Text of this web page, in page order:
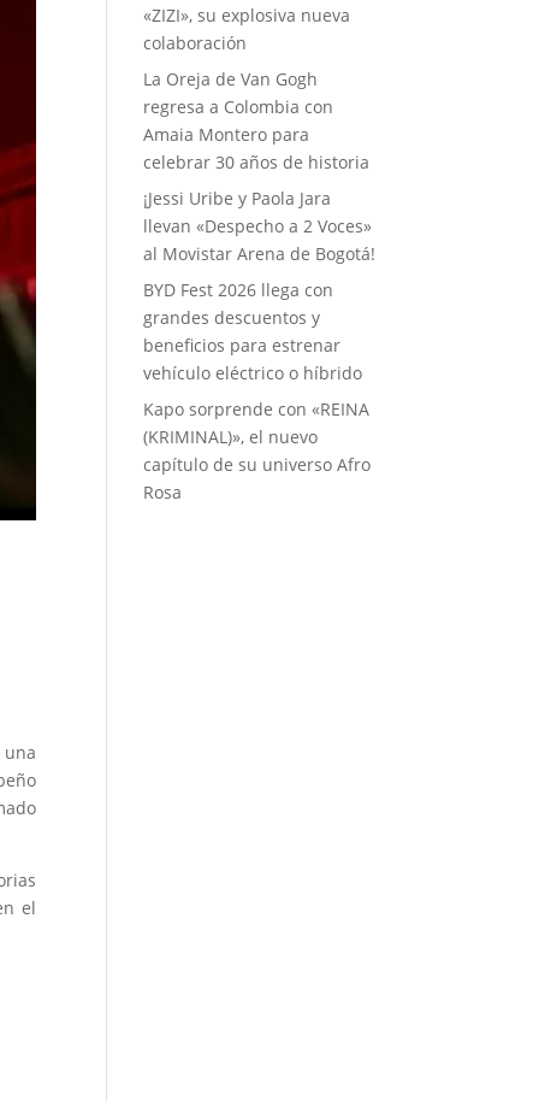
una
el
«ZIZI», su explosiva nueva
colaboración
La Oreja de Van Gogh
regresa a Colombia con
Amaia Montero para
celebrar 30 años de historia
¡Jessi Uribe y Paola Jara
llevan «Despecho a 2 Voces»
al Movistar Arena de Bogotá!
BYD Fest 2026 llega con
grandes descuentos y
beneficios para estrenar
vehículo eléctrico o híbrido
Kapo sorprende con «REINA
(KRIMINAL)», el nuevo
capítulo de su universo Afro
Rosa